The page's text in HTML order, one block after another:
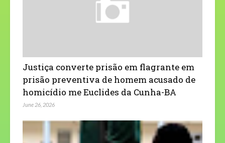
Justiça converte prisão em flagrante em
prisão preventiva de homem acusado de
homicídio me Euclides da Cunha-BA
June 26, 2026